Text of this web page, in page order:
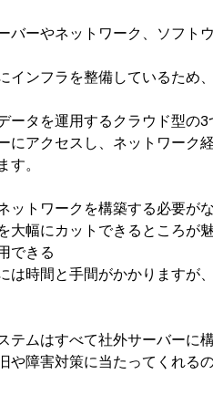
バーやネットワーク、ソフト
インフラを整備しているた
ータを運用するクラウド型の3
にアクセスし、ネットワー
。
ットワークを構築する必要
幅にカットできるところが魅
できる
は時間と手間がかかります
テムはすべて社外サーバー
や障害対策に当たってくれる